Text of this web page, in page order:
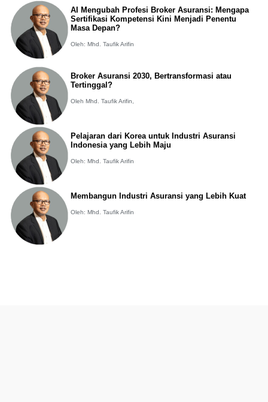
AI Mengubah Profesi Broker Asuransi: Mengapa
Sertifikasi Kompetensi Kini Menjadi Penentu
Masa Depan?
Oleh: Mhd. Taufik Arifin
Broker Asuransi 2030, Bertransformasi atau
Tertinggal?
Oleh Mhd. Taufik Arifin,
Pelajaran dari Korea untuk Industri Asuransi
Indonesia yang Lebih Maju
Oleh: Mhd. Taufik Arifin
Membangun Industri Asuransi yang Lebih Kuat
Oleh: Mhd. Taufik Arifin